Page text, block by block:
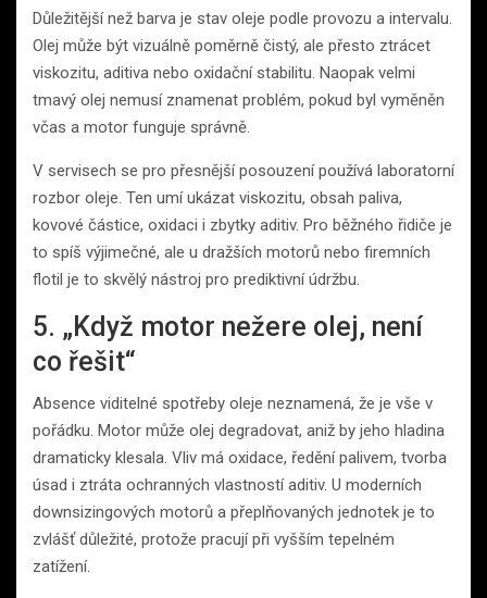
Důležitější než barva je stav oleje podle provozu a intervalu.
Olej může být vizuálně poměrně čistý, ale přesto ztrácet
viskozitu, aditiva nebo oxidační stabilitu. Naopak velmi
tmavý olej nemusí znamenat problém, pokud byl vyměněn
včas a motor funguje správně.
V servisech se pro přesnější posouzení používá laboratorní
rozbor oleje. Ten umí ukázat viskozitu, obsah paliva,
kovové částice, oxidaci i zbytky aditiv. Pro běžného řidiče je
to spíš výjimečné, ale u dražších motorů nebo firemních
flotil je to skvělý nástroj pro prediktivní údržbu.
5. „Když motor nežere olej, není
co řešit“
Absence viditelné spotřeby oleje neznamená, že je vše v
pořádku. Motor může olej degradovat, aniž by jeho hladina
dramaticky klesala. Vliv má oxidace, ředění palivem, tvorba
úsad i ztráta ochranných vlastností aditiv. U moderních
downsizingových motorů a přeplňovaných jednotek je to
zvlášť důležité, protože pracují při vyšším tepelném
zatížení.